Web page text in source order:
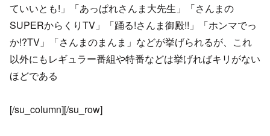
ていいとも!」「あっぱれさんま大先生」「さんまの
SUPERからくりTV」「踊る!さんま御殿!!」「ホンマでっ
か!?TV」「さんまのまんま」などが挙げられるが、これ
以外にもレギュラー番組や特番などは挙げればキリがない
ほどである
[/su_column][/su_row]